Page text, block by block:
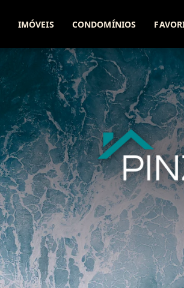
IMÓVEIS CONDOMÍNIOS